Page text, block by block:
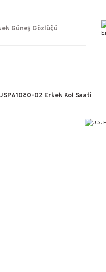
Güneş Gözlüğü
02 Erkek Kol Saati